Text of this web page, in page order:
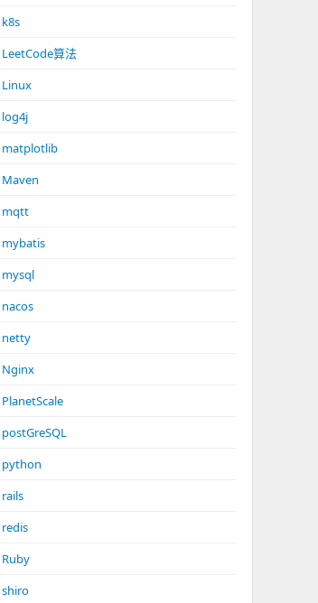
k8s
LeetCode算法
Linux
log4j
matplotlib
Maven
mqtt
mybatis
mysql
nacos
netty
Nginx
PlanetScale
postGreSQL
python
rails
redis
Ruby
shiro